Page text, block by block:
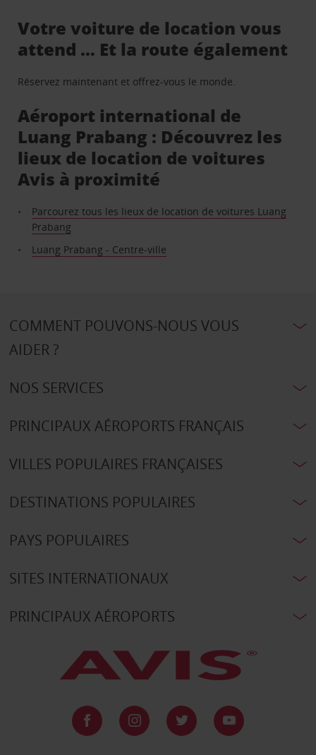
Votre voiture de location vous
attend … Et la route également
Réservez maintenant et offrez-vous le monde.
Aéroport international de
Luang Prabang : Découvrez les
lieux de location de voitures
Avis à proximité
Parcourez tous les lieux de location de voitures Luang
Prabang
Luang Prabang - Centre-ville
COMMENT POUVONS-NOUS VOUS
AIDER ?
NOS SERVICES
PRINCIPAUX AÉROPORTS FRANÇAIS
VILLES POPULAIRES FRANÇAISES
DESTINATIONS POPULAIRES
PAYS POPULAIRES
SITES INTERNATIONAUX
PRINCIPAUX AÉROPORTS